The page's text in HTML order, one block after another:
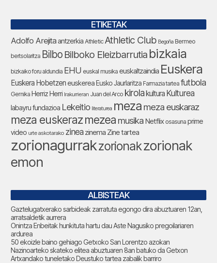
ETIKETAK
Adolfo Arejitaantzerkia Athletic Athletic Club Begoña Bermeo
bertsolaritza Bilbo Bilboko Eleizbarrutia bizkaia
bizkaiko foru aldundia EHU euskal musika euskaltzaindia Euskera
Euskera Hobetzeneuskerea Eusko Jaurlaritza Farmazia tartea futbola
Gernika Herriz Herri Irakurrieran Juan del Arco kirolakultura Kulturea
labayru fundazioa Lekeitio literaturea meza meza euskaraz
meza euskerazmezea musika Netflix osasuna prime
video urte askotarako zinea zinema Zine tartea
zorionagurrakzorionakzorionak
emon
ALBISTEAK
Gaztelugatxerako sarbideak zarratuta egongo dira abuztuaren 12an,
arratsaldetik aurrera
Onintza Enbeitak hunkituta hartu dau Aste Nagusiko pregoilariaren
ardurea
50 ekoizle baino gehiago Getxoko San Lorentzo azokan
Nazinoarteko skateko elitea abuztuaren 8an batuko da Getxon
Artxandako tuneletako Deustuko tartea zabalik barriro